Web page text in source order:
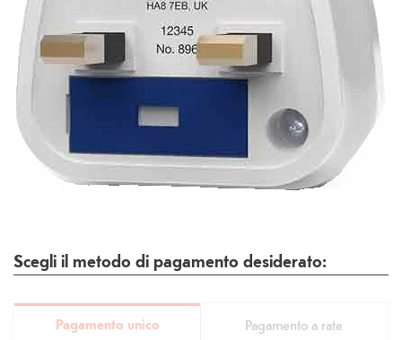
Scegli il metodo di pagamento desiderato:
Pagamento unico Pagamento a rate